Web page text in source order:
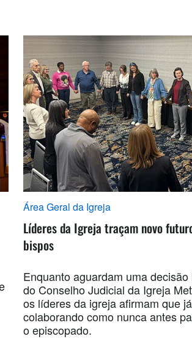
Área Geral da Igreja
Líderes da Igreja traçam novo
bispos
Enquanto aguardam uma
do Conselho Judicial da Igreja
os líderes da igreja afirmam que
colaborando como nunca antes
o episcopado.